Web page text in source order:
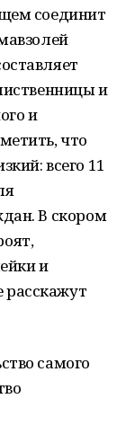
соединит
и
и
что
всего 11
В скором
и
самого